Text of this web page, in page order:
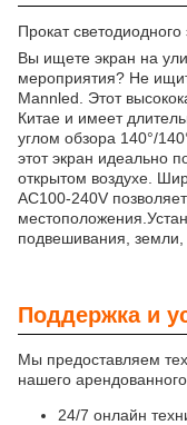
Прокат светодиодного
Вы ищете экран на
мероприятия? Не
Mannled. Этот
Китае и имеет
углом обзора 140°/
этот экран идеально
открытом воздухе.
AC100-240V
подвешивания, земли,
Поддержка и
Мы предоставляем
нашего
24/7 онлайн